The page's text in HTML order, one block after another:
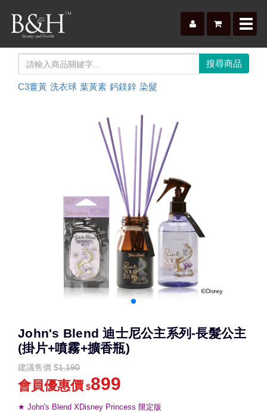
C3薑黃 洗衣球 葉黃素 鈣鎂鋅 染髮
John's Blend 迪士尼公主系列-長髮公主
(掛片+噴霧+擴香瓶)
建議售價 $1,190
會員優惠價 $899
★ John's Blend XDisney Princess 限定版